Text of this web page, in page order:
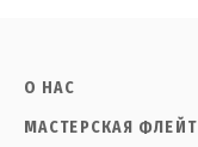
О НАС
МАСТЕРСКАЯ ФЛЕЙТ